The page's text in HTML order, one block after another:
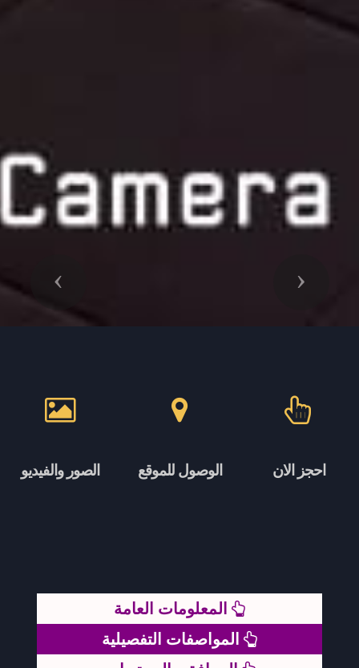
Previous Next
احجز الان الوصول للموقع الصور والفيديو
المعلومات العامة
المواصفات التفصيلية